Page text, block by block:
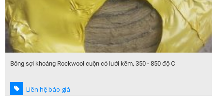
Bông sợi khoáng Rockwool cuộn có lưới kẽm, 350 - 850 độ C
Liên hệ báo giá